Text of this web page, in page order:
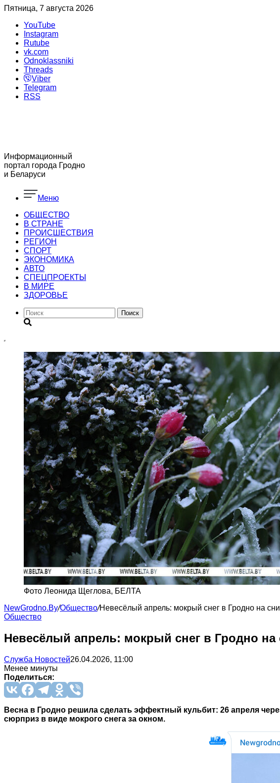
Пятница, 7 августа 2026
YouTube
Instagram
Rutube
vk.com
Odnoklassniki
Threads
Viber
Telegram
RSS
Информационный
портал города Гродно
и Беларуси
Меню
ОБЩЕСТВО
В СТРАНЕ
ПРОИСШЕСТВИЯ
РЕГИОН
CПОРТ
ЭКОНОМИКА
АВТО
СПЕЦПРОЕКТЫ
В МИРЕ
ЗДОРОВЬЕ
Поиск
Фото Леонида Щеглова, БЕЛТА
NewGrodno.By/Общество/Невесёлый апрель: мокрый снег в Гродно на
Общество
Невесёлый апрель: мокрый снег в Гродно
Служба Новостей26.04.2026, 11:00
Менее минуты
Поделиться:
Весна в Гродно решила сделать эффектный кульбит: 26 апреля
сюрприз в виде мокрого снега за окном.